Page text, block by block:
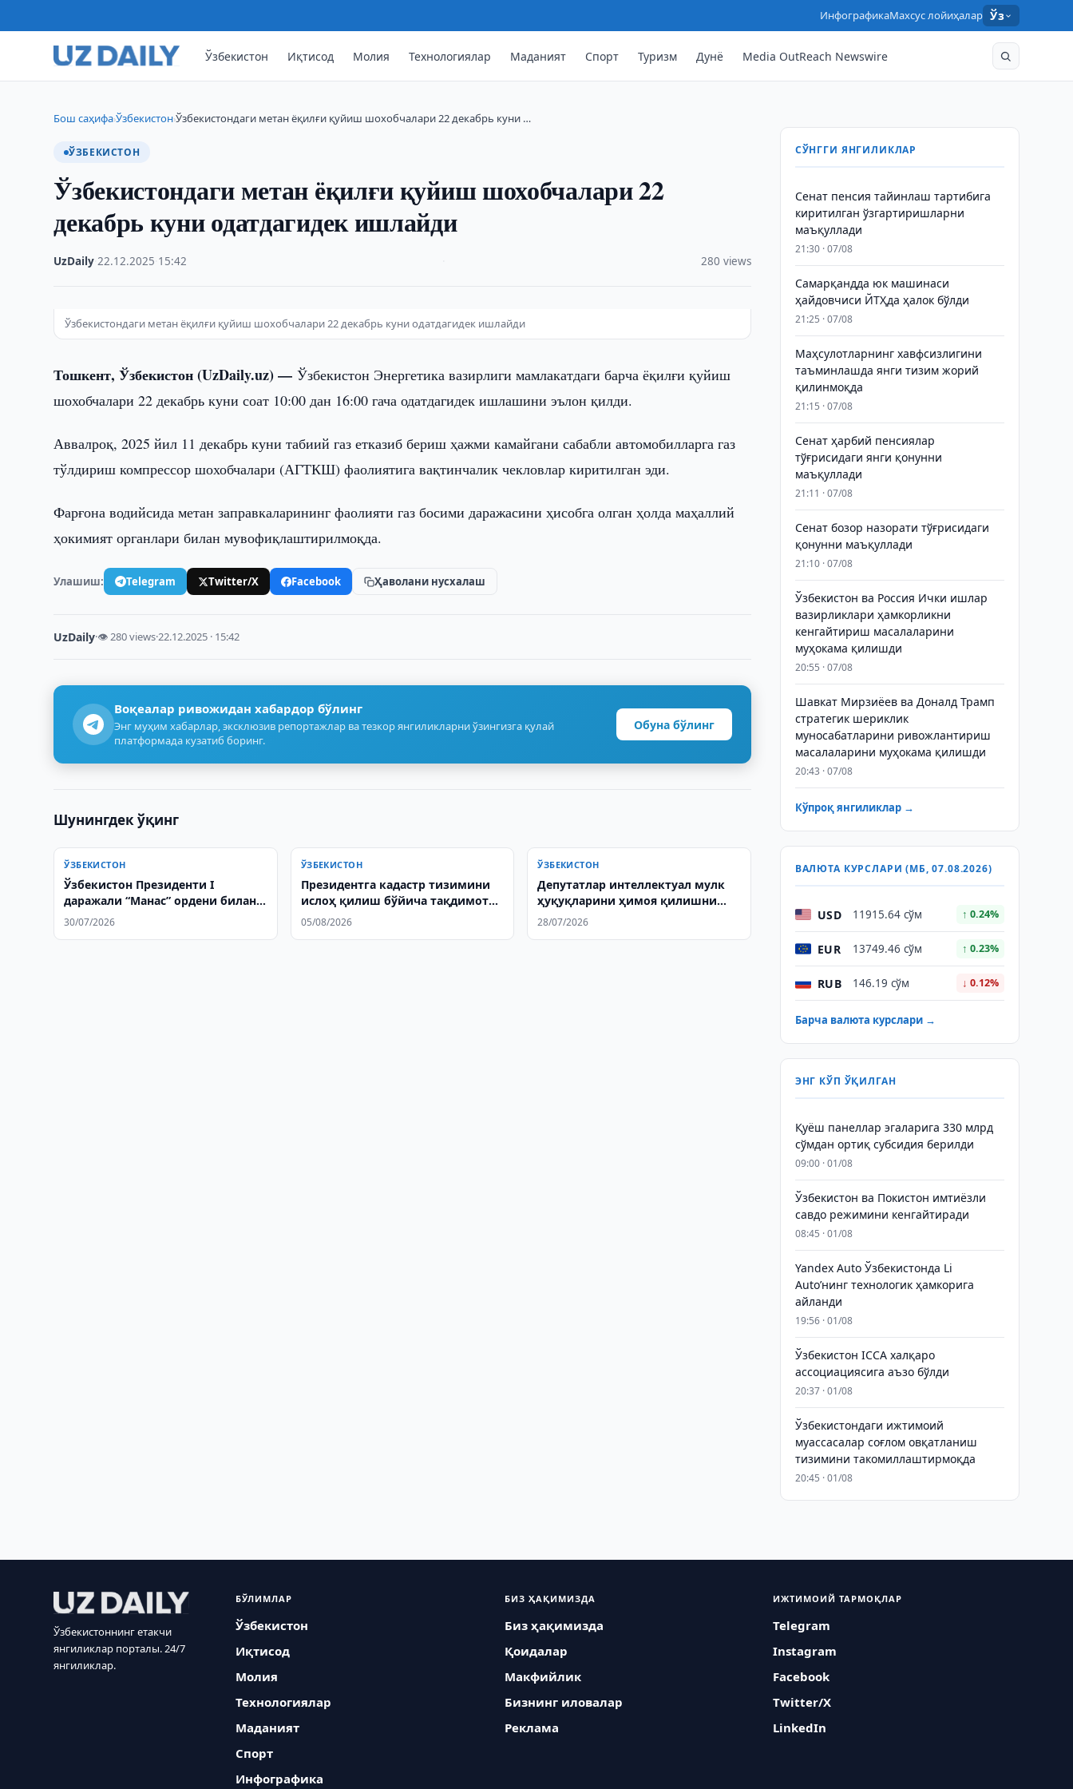
ИнфографикаМахсус лойиҳалар Ўз
Ўзбекистон Иқтисод Молия Технологиялар Маданият Спорт Туризм Дунё Media OutReach Newswire
Бош саҳифа›Ўзбекистон›Ўзбекистондаги метан ёқилғи қуйиш шохобчалари 22 декабрь куни …
ЎЗБЕКИСТОН
Ўзбекистондаги метан ёқилғи қуйиш шохобчалари 22
декабрь куни одатдагидек ишлайди
UzDaily ·22.12.2025 15:42 280 views
Ўзбекистондаги метан ёқилғи қуйиш шохобчалари 22 декабрь куни одатдагидек ишлайди
Тошкент, Ўзбекистон (UzDaily.uz) —Ўзбекистон Энергетика вазирлиги мамлакатдаги барча ёқилғи қуйиш
шохобчалари 22 декабрь куни соат 10:00 дан 16:00 гача одатдагидек ишлашини эълон қилди.
Аввалроқ, 2025 йил 11 декабрь куни табиий газ етказиб бериш ҳажми камайгани сабабли автомобилларга газ
тўлдириш компрессор шохобчалари (АГТКШ) фаолиятига вақтинчалик чекловлар киритилган эди.
Фарғона водийсида метан заправкаларининг фаолияти газ босими даражасини ҳисобга олган ҳолда маҳаллий
ҳокимият органлари билан мувофиқлаштирилмоқда.
Улашиш: Telegram Twitter/X Facebook Ҳаволани нусхалаш
UzDaily·👁 280 views·22.12.2025 · 15:42
Воқеалар ривожидан хабардор бўлинг
Энг муҳим хабарлар, эксклюзив репортажлар ва тезкор янгиликларни ўзингизга қулай
платформада кузатиб боринг.
Обуна бўлинг
Шунингдек ўқинг
ЎЗБЕКИСТОН
Ўзбекистон Президенти I
даражали “Манас” ордени билан
тақдирланди
30/07/2026
ЎЗБЕКИСТОН
Президентга кадастр тизимини
ислоҳ қилиш бўйича тақдимот
қилинди
05/08/2026
ЎЗБЕКИСТОН
Депутатлар интеллектуал мулк
ҳуқуқларини ҳимоя қилишни
муҳокама қилишди
28/07/2026
СЎНГГИ ЯНГИЛИКЛАР
Сенат пенсия тайинлаш тартибига
киритилган ўзгартиришларни
маъқуллади
21:30 · 07/08
Самарқандда юк машинаси
ҳайдовчиси ЙТҲда ҳалок бўлди
21:25 · 07/08
Маҳсулотларнинг хавфсизлигини
таъминлашда янги тизим жорий
қилинмоқда
21:15 · 07/08
Сенат ҳарбий пенсиялар
тўғрисидаги янги қонунни
маъқуллади
21:11 · 07/08
Сенат бозор назорати тўғрисидаги
қонунни маъқуллади
21:10 · 07/08
Ўзбекистон ва Россия Ички ишлар
вазирликлари ҳамкорликни
кенгайтириш масалаларини
муҳокама қилишди
20:55 · 07/08
Шавкат Мирзиёев ва Доналд Трамп
стратегик шериклик
муносабатларини ривожлантириш
масалаларини муҳокама қилишди
20:43 · 07/08
Кўпроқ янгиликлар →
ВАЛЮТА КУРСЛАРИ (МБ, 07.08.2026)
USD 11915.64 сўм ↑ 0.24%
EUR 13749.46 сўм ↑ 0.23%
RUB 146.19 сўм ↓ 0.12%
Барча валюта курслари →
ЭНГ КЎП ЎҚИЛГАН
Қуёш панеллар эгаларига 330 млрд
сўмдан ортиқ субсидия берилди
09:00 · 01/08
Ўзбекистон ва Покистон имтиёзли
савдо режимини кенгайтиради
08:45 · 01/08
Yandex Auto Ўзбекистонда Li
Auto’нинг технологик ҳамкорига
айланди
19:56 · 01/08
Ўзбекистон ICCA халқаро
ассоциациясига аъзо бўлди
20:37 · 01/08
Ўзбекистондаги ижтимоий
муассасалар соғлом овқатланиш
тизимини такомиллаштирмоқда
20:45 · 01/08
Ўзбекистоннинг етакчи
янгиликлар порталы. 24/7
янгиликлар.
БЎЛИМЛАР
Ўзбекистон
Иқтисод
Молия
Технологиялар
Маданият
Спорт
Инфографика
БИЗ ҲАҚИМИЗДА
Биз ҳақимизда
Қоидалар
Макфийлик
Бизнинг иловалар
Реклама
ИЖТИМОИЙ ТАРМОҚЛАР
Telegram
Instagram
Facebook
Twitter/X
LinkedIn